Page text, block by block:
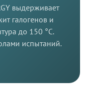
выдерживает
галогенов и
до 150 °C.
испытаний.